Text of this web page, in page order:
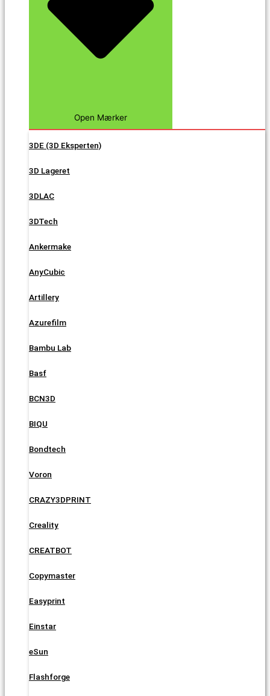
Open Mærker
3DE (3D Eksperten)
3D Lageret
3DLAC
3DTech
Ankermake
AnyCubic
Artillery
Azurefilm
Bambu Lab
Basf
BCN3D
BIQU
Bondtech
Voron
CRAZY3DPRINT
Creality
CREATBOT
Copymaster
Easyprint
Einstar
eSun
Flashforge